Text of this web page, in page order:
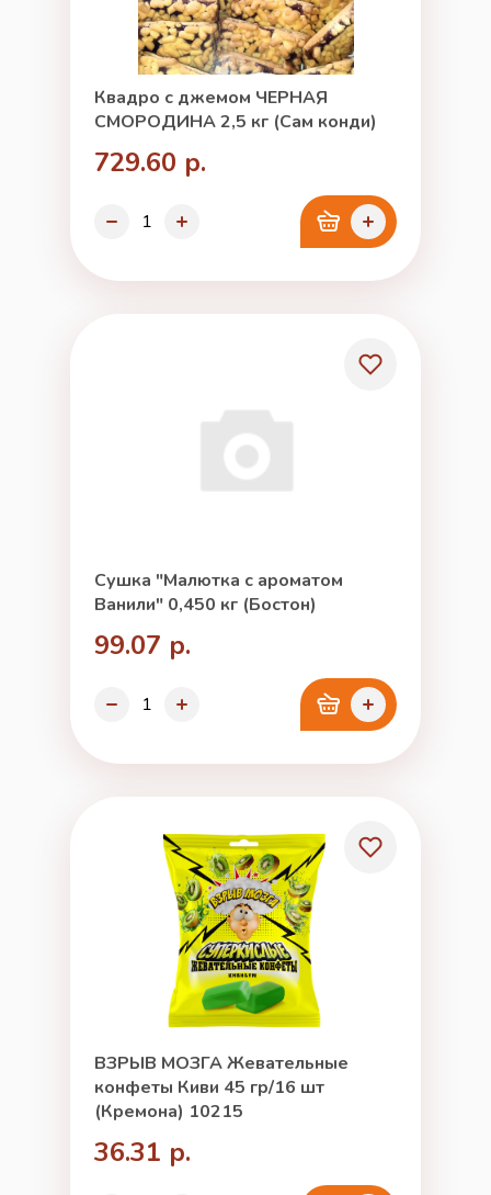
Квадро с джемом ЧЕРНАЯ
СМОРОДИНА 2,5 кг (Сам конди)
729.60 р.
Сушка "Малютка с ароматом
Ванили" 0,450 кг (Бостон)
99.07 р.
ВЗРЫВ МОЗГА Жевательные
конфеты Киви 45 гр/16 шт
(Кремона) 10215
36.31 р.